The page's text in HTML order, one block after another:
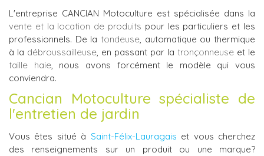
L'entreprise CANCIAN Motoculture est spécialisée dans la
vente et la location de produits pour les particuliers et les
professionnels. De la tondeuse, automatique ou thermique
à la débroussailleuse, en passant par la tronçonneuse et le
taille haie, nous avons forcément le modèle qui vous
conviendra.
Cancian Motoculture spécialiste de
l'entretien de jardin
Vous êtes situé à Saint-Félix-Lauragais et vous cherchez
des renseignements sur un produit ou une marque?